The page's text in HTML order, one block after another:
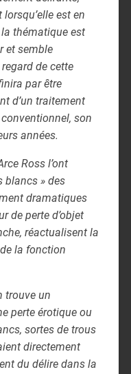
est en
thématique est
et semble
de cette
par être
d’un traitement
son
années.
Ross l’ont
blancs » des
dramatiques
de perte d’objet
réactualisent la
la fonction
trouve un
perte érotique ou
sortes de trous
directement
du délire dans la